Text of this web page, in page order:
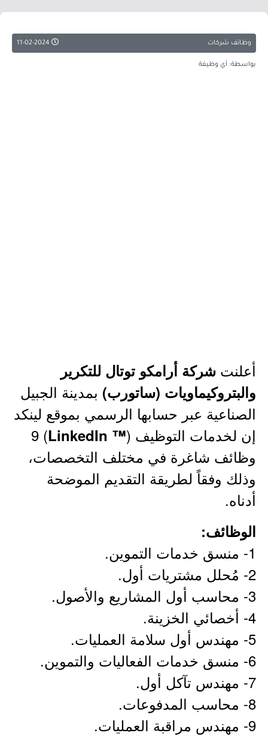
وظائف شركات
بواسطة: أي وظيفة
أعلنت شركة أرامكو توتال للتكرير
والبتروكيماويات (ساتورب) بمدينة الجبيل
الصناعية عبر حسابها الرسمي بموقع لينكد
إن لخدمات التوظيف (™ LinkedIn
) 9
وظائف شاغرة في مختلف التخصصات،
وذلك وفقاً لطريقة التقديم الموضحة
أدناه.
الوظائف:
1- منسق خدمات التموين.
2- مُحلل مشتريات أول.
3- محاسب أول المشاريع والأصول.
4- أخصائي الخزينة.
5- مهندس أول سلامة العمليات.
6- منسق خدمات الفعاليات والتموين.
7- مهندس تآكل أول.
8- محاسب المدفوعات.
9- مهندس مراقبة العمليات.